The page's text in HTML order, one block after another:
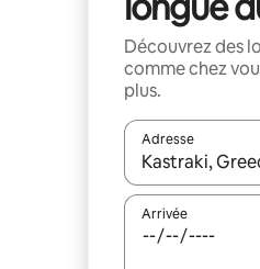
Découvrez des
comme chez
plus.
Adresse
Lorsque les
Arrivée